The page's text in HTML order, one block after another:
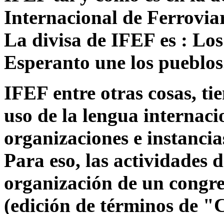
Internacional de
La divisa de IFEF es :
Esperanto une los
IFEF entre otras cosas,
uso de la lengua
organizaciones e
Para eso, las actividades
organización de un
(edición de términos de